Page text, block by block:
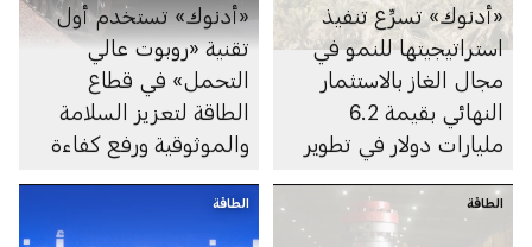
«أدنوك» تسرِّع تنفيذ
استراتيجيتها للنمو في
مجال الغاز بالاستثمار
النهائي بقيمة 6.2
مليارات دولار في تطوير
الشيف في أبوظبي
«أدنوك» تستخدم أول
تقنية «روبوت عالي
التحمل» في قطاع
الطاقة لتعزيز السلامة
والموثوقية ورفع كفاءة
الطاقة الطاقة